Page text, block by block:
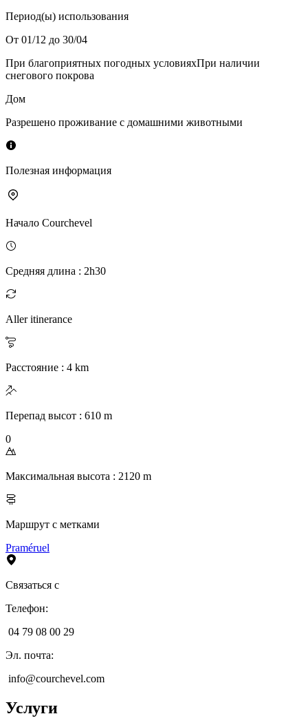
Период(ы) использования
От 01/12 до 30/04
При благоприятных погодных условияхПри наличии
снегового покрова
Дом
Разрешено проживание с домашними животными
Полезная информация
Начало Courchevel
Средняя длина : 2h30
Aller itinerance
Расстояние : 4 km
Перепад высот : 610 m
0
Максимальная высота : 2120 m
Маршрут с метками
Praméruel
Связаться с
Телефон:
04 79 08 00 29
Эл. почта:
info@courchevel.com
Услуги